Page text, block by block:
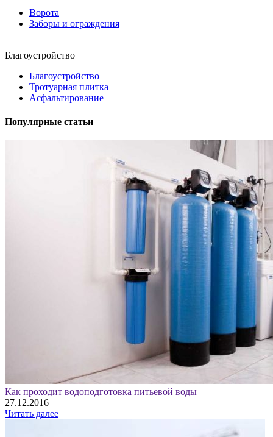
Ворота
Заборы и ограждения
Благоустройство
Благоустройство
Тротуарная плитка
Асфальтирование
Популярные статьи
Как проходит водоподготовка питьевой воды
27.12.2016
Читать далее